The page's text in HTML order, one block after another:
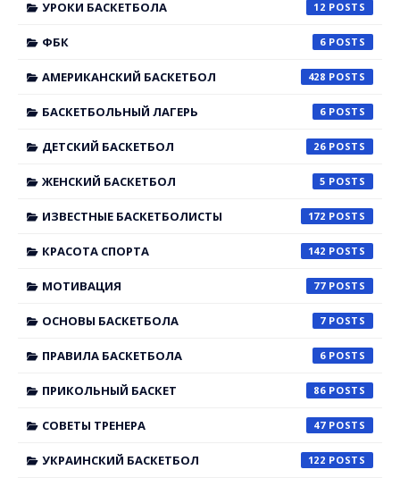
УРОКИ БАСКЕТБОЛА 12
ФБК 6
АМЕРИКАНСКИЙ БАСКЕТБОЛ 428
БАСКЕТБОЛЬНЫЙ ЛАГЕРЬ 6
ДЕТСКИЙ БАСКЕТБОЛ 26
ЖЕНСКИЙ БАСКЕТБОЛ 5
ИЗВЕСТНЫЕ БАСКЕТБОЛИСТЫ 172
КРАСОТА СПОРТА 142
МОТИВАЦИЯ 77
ОСНОВЫ БАСКЕТБОЛА 7
ПРАВИЛА БАСКЕТБОЛА 6
ПРИКОЛЬНЫЙ БАСКЕТ 86
СОВЕТЫ ТРЕНЕРА 47
УКРАИНСКИЙ БАСКЕТБОЛ 122